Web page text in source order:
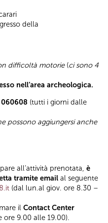
della
difficoltà motorie(ci sono 4
nell’area archeologica.
(tutti i giorni dalle
possono aggiungersi anche
all’attività prenotata, è
tramite email al seguente
(dal lun.al giov. ore 8.30 –
il Contact Center
ore 9.00 alle 19.00).